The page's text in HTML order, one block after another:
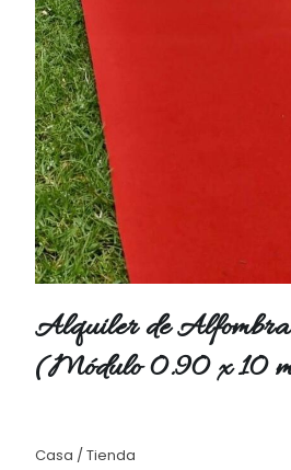
Alquiler de
(Módulo 0.90 x 10
Casa /Tienda